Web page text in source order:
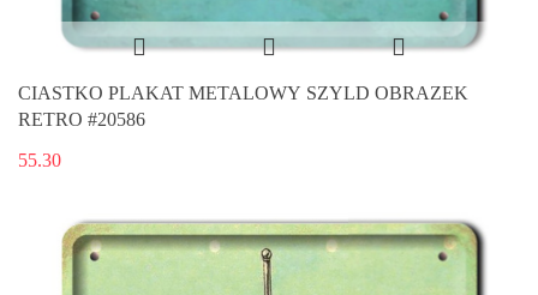
CIASTKO PLAKAT METALOWY SZYLD OBRAZEK
RETRO #20586
55.30